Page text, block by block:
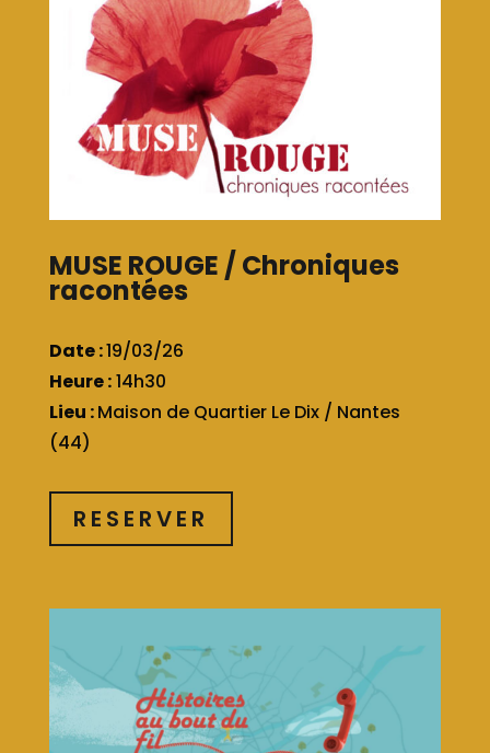
MUSE ROUGE / Chroniques
racontées
Date :19/03/26
Heure :14h30
Lieu :Maison de Quartier Le Dix / Nantes
(44)
RESERVER